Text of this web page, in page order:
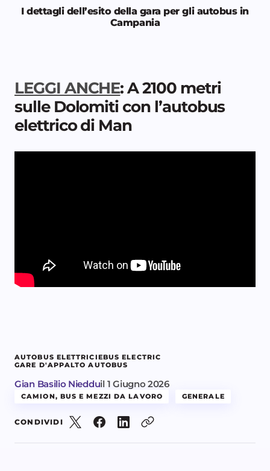
I dettagli dell’esito della gara per gli autobus in
Campania
LEGGI ANCHE: A 2100 metri
sulle Dolomiti con l’autobus
elettrico di Man
AUTOBUS ELETTRICIEBUS ELECTRIC
GARE D'APPALTO AUTOBUS
Gian Basilio Niedduil 1 Giugno 2026
CAMION, BUS E MEZZI DA LAVORO GENERALE
CONDIVIDI